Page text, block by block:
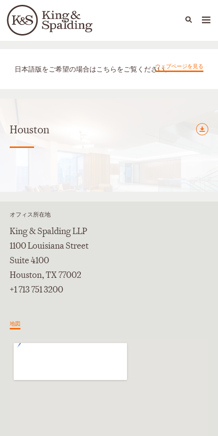
Languages
People Capabilities
オフィス（国内外拠点）
日本語版をご希望の場合はこちらをご覧ください。ウェブページを見る
Houston
オフィス所在地
King & Spalding LLP
1100 Louisiana Street
Suite 4100
Houston, TX 77002
+1 713 751 3200
地図